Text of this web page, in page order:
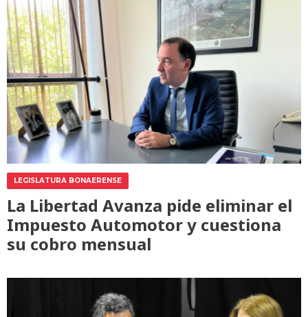
LEGISLATURA BONAERENSE
La Libertad Avanza pide eliminar el
Impuesto Automotor y cuestiona
su cobro mensual